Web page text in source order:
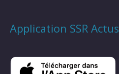
Application SSR Actus